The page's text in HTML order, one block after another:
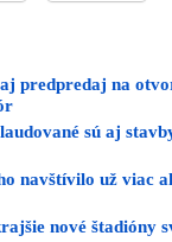
predpredaj na
sú aj
navštívilo už viac
nové štadióny